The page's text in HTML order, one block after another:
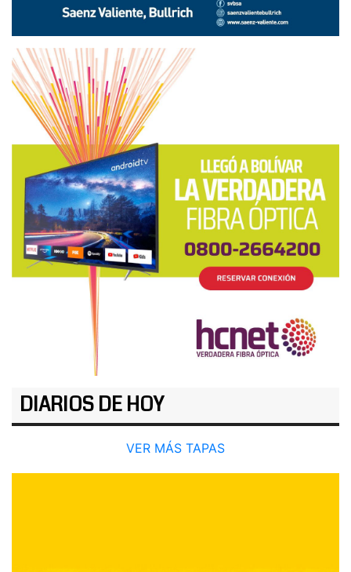
DIARIOS DE HOY
VER MÁS TAPAS